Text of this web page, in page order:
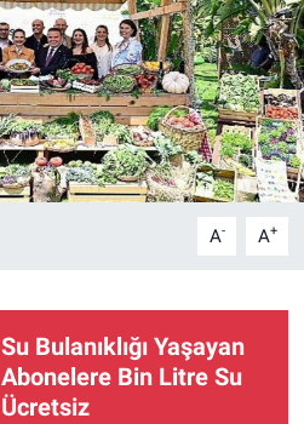
A- A+
Su Bulanıklığı Yaşayan
Abonelere Bin Litre Su
Ücretsiz